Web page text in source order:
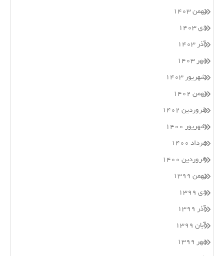
بهمن ۱۴۰۳
دی ۱۴۰۳
آذر ۱۴۰۳
مهر ۱۴۰۳
شهریور ۱۴۰۳
بهمن ۱۴۰۲
فروردین ۱۴۰۲
شهریور ۱۴۰۰
مرداد ۱۴۰۰
فروردین ۱۴۰۰
بهمن ۱۳۹۹
دی ۱۳۹۹
آذر ۱۳۹۹
آبان ۱۳۹۹
مهر ۱۳۹۹